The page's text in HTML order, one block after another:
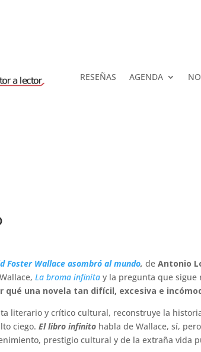
RESEÑAS AGENDA
Foster Wallace asombró al mundo,deAntonio
La broma infinita y la pregunta que sigue
qué una novela tan difícil, excesiva e
literario y crítico cultural, reconstruye la
ciego.El libro infinito habla de Wallace, sí,
prestigio cultural y de la extraña vida